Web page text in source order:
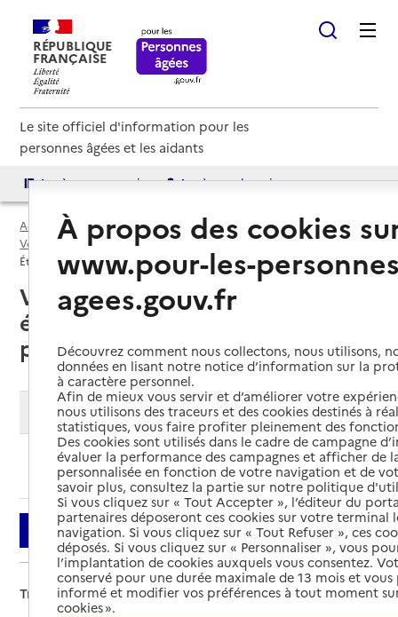
RÉPUBLIQUE
FRANÇAISE
Le site officiel d'information pour les
personnes âgées et les aidants
Accès aux annuaires Accès par besoin
Accueil Espace annuaire
EHPA par département
Vosges (88)
Établissement d'hébergement pour personnes âgées (EHPA)
Vosges (88) : liste des
établissements d'hébergement
pour personnes âgées (EHPA)
Modifier ma recherche
Ajouter cette recherche aux favoris
Filtrer
Trier par :
À propos des cookies
www.pour-les-
agees.gouv.fr
Découvrez comment nous collectons, nous utilisons,
données en lisant notre notice d’information sur la
à caractère personnel.
Afin de mieux vous servir et d’améliorer votre
nous utilisons des traceurs et des cookies destinés à
statistiques, vous faire profiter pleinement des
Des cookies sont utilisés dans le cadre de campagne
évaluer la performance des campagnes et afficher de
personnalisée en fonction de votre navigation et de
savoir plus, consultez la partie sur notre politique
Si vous cliquez sur « Tout Accepter », l’éditeur du
partenaires déposeront ces cookies sur votre terminal
navigation. Si vous cliquez sur « Tout Refuser », ces
déposés. Si vous cliquez sur « Personnaliser », vous
l’implantation de cookies auxquels vous consentez.
conservé pour une durée maximale de 13 mois et
informé et modifier vos préférences à tout moment
cookies ».